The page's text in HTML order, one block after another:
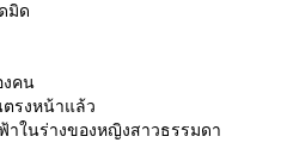
มิด
งคน
ตรงหน้าแล้ว
าในร่างของหญิงสาวธรรมดา